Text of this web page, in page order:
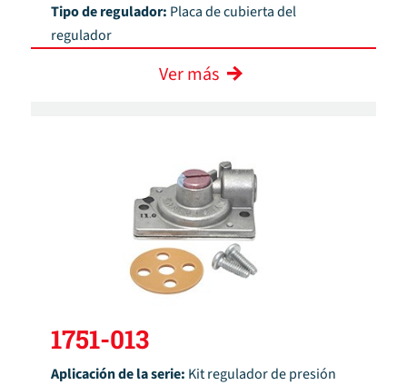
Tipo de regulador: Placa de cubierta del
regulador
Ver más
1751-013
Aplicación de la serie: Kit regulador de presión